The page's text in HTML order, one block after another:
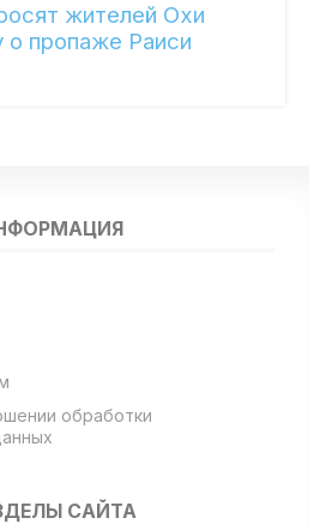
жителей Охи
о пропаже Раиси
обработки
САЙТА